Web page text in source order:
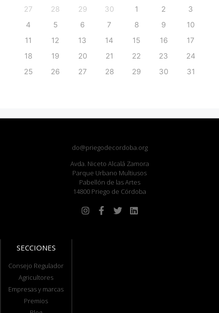
27 28 29 30 1 2
3
4
5 6 7 8 9
10
11
12 13 14 15 16
17
18
19 20 21 22 23
24
25
26 27 28 29 30 31
do@priegodecordoba.org
Avda. Niceto Alcalá Zamora
Parque Urbano Multiusos
Pabellón de las Artes
14800 Priego de Córdoba
SECCIONES
Consejo Regulador
Agricultores
Empresas y marcas
Premios